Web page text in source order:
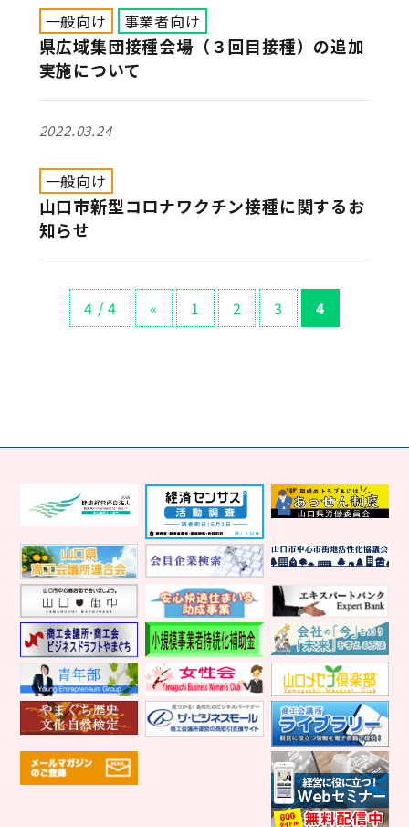
一般向け 事業者向け
県広域集団接種会場（３回目接種）の追加
実施について
2022.03.24
一般向け
山口市新型コロナワクチン接種に関するお
知らせ
4 / 4 « 1 2 3 4